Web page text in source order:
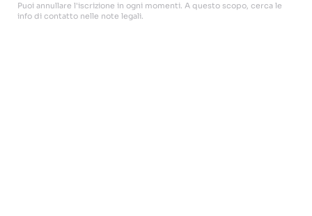
Puoi annullare l'iscrizione in ogni momenti. A questo scopo, cerca le
info di contatto nelle note legali.